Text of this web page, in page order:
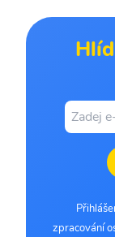
zpracování